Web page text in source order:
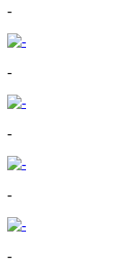
-
-
-
-
-